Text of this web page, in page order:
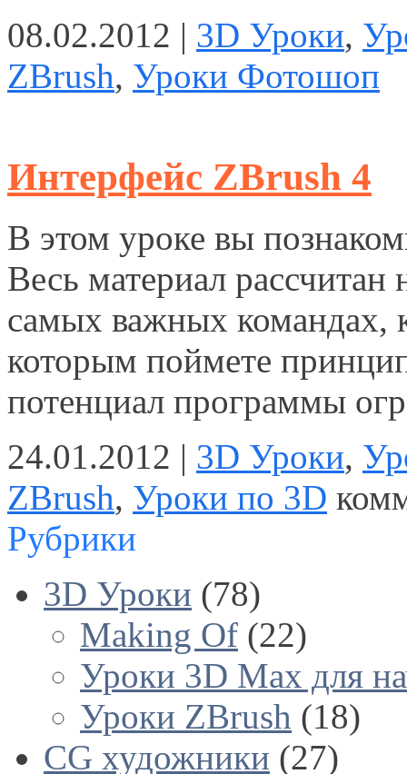
08.02.2012 | 3D Уроки,
ZBrush, Уроки Фотошоп
Интерфейс ZBrush 4
В этом уроке вы
Весь материал
самых важных командах,
которым поймете
потенциал программы
24.01.2012 | 3D Уроки,
ZBrush, Уроки по 3D
Рубрики
3D Уроки (78)
Making Of (22)
Уроки 3D Max для
Уроки ZBrush (18)
CG художники (27)